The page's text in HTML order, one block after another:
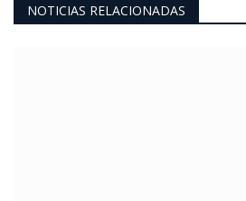
NOTICIAS RELACIONADAS